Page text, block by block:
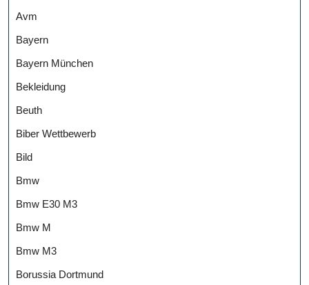
Avm
Bayern
Bayern München
Bekleidung
Beuth
Biber Wettbewerb
Bild
Bmw
Bmw E30 M3
Bmw M
Bmw M3
Borussia Dortmund